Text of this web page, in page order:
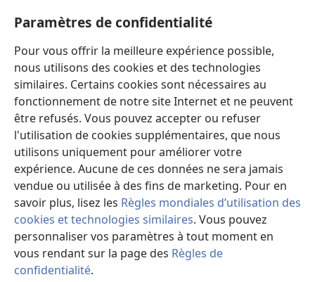
Paramètres de confidentialité
Pour vous offrir la meilleure expérience possible,
nous utilisons des cookies et des technologies
similaires. Certains cookies sont nécessaires au
fonctionnement de notre site Internet et ne peuvent
être refusés. Vous pouvez accepter ou refuser
l'utilisation de cookies supplémentaires, que nous
utilisons uniquement pour améliorer votre
expérience. Aucune de ces données ne sera jamais
vendue ou utilisée à des fins de marketing. Pour en
savoir plus, lisez les Règles mondiales d’utilisation des
cookies et technologies similaires. Vous pouvez
personnaliser vos paramètres à tout moment en
vous rendant sur la page des Règles de
confidentialité.
(ouvre
une
nouvelle
fenêtre)
Bibliothèque en ligne
(ouvre
une
nouvelle
fenêtre)
JW Hub®
(ouvre
une
nouvelle
fenêtre)
JW Library
Watchtower Library
Copyright© 2026 Watch Tower Bible and Tract Society of Pennsylvania.
CONDITIONS D’UTILISATION
PARAMÈTRES DE CONFIDENTIALITÉ